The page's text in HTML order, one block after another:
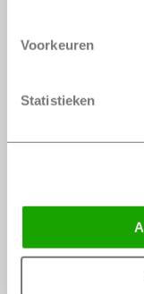
Voorkeuren
Statistieken